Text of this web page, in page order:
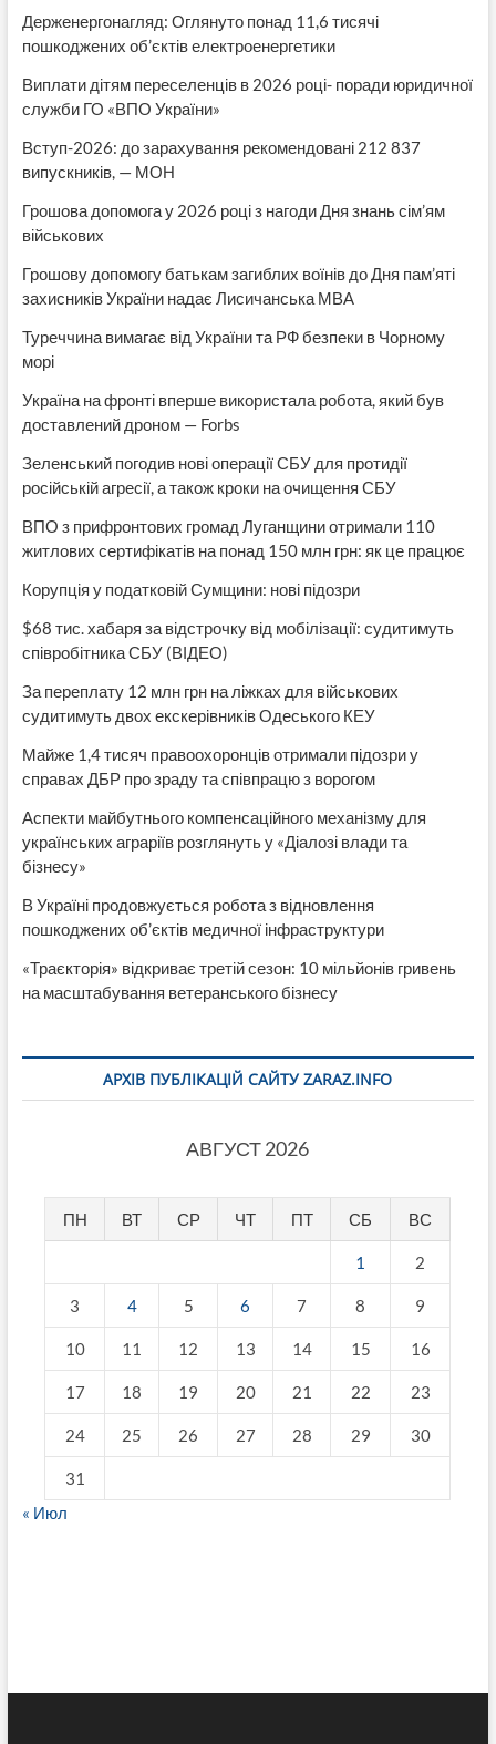
Держенергонагляд: Оглянуто понад 11,6 тисячі
пошкоджених об’єктів електроенергетики
Виплати дітям переселенців в 2026 році- поради юридичної
служби ГО «ВПО України»
Вступ-2026: до зарахування рекомендовані 212 837
випускників, — МОН
Грошова допомога у 2026 році з нагоди Дня знань сім’ям
військових
Грошову допомогу батькам загиблих воїнів до Дня пам’яті
захисників України надає Лисичанська МВА
Туреччина вимагає від України та РФ безпеки в Чорному
морі
Україна на фронті вперше використала робота, який був
доставлений дроном — Forbs
Зеленський погодив нові операції СБУ для протидії
російській агресії, а також кроки на очищення СБУ
ВПО з прифронтових громад Луганщини отримали 110
житлових сертифікатів на понад 150 млн грн: як це працює
Корупція у податковій Сумщини: нові підозри
$68 тис. хабаря за відстрочку від мобілізації: судитимуть
співробітника СБУ (ВІДЕО)
За переплату 12 млн грн на ліжках для військових
судитимуть двох екскерівників Одеського КЕУ
Майже 1,4 тисяч правоохоронців отримали підозри у
справах ДБР про зраду та співпрацю з ворогом
Аспекти майбутнього компенсаційного механізму для
українських аграріїв розглянуть у «Діалозі влади та
бізнесу»
В Україні продовжується робота з відновлення
пошкоджених об’єктів медичної інфраструктури
«Траєкторія» відкриває третій сезон: 10 мільйонів гривень
на масштабування ветеранського бізнесу
АРХІВ ПУБЛІКАЦІЙ САЙТУ ZARAZ.INFO
АВГУСТ 2026
ПН ВТ СР ЧТ ПТ СБ ВС
1 2
3 4 5 6 7 8 9
10 11 12 13 14 15 16
17 18 19 20 21 22 23
24 25 26 27 28 29 30
31
« Июл